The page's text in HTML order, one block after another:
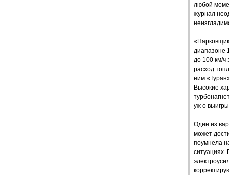
любой
журнал
диапазоне
до 100 км/ч
расход
ним
Высокие
уж о
Один из
может
поумнела
ситуациях.